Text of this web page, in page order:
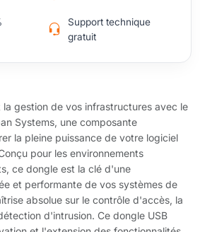
Support technique
gratuit
gestion de vos infrastructures avec le
Systems, une composante
la pleine puissance de votre logiciel
pour les environnements
ce dongle est la clé d'une
et performante de vos systèmes de
absolue sur le contrôle d'accès, la
d'intrusion. Ce dongle USB